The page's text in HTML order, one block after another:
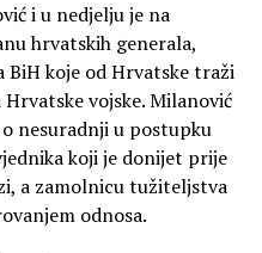
i u nedjelju je na
hrvatskih generala,
koje od Hrvatske traži
vojske. Milanović
nesuradnji u postupku
koji je donijet prije
a zamolnicu tužiteljstva
odnosa.